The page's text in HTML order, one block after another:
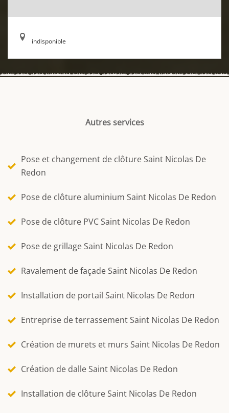
indisponible
Autres services
Pose et changement de clôture Saint Nicolas De
Redon
Pose de clôture aluminium Saint Nicolas De Redon
Pose de clôture PVC Saint Nicolas De Redon
Pose de grillage Saint Nicolas De Redon
Ravalement de façade Saint Nicolas De Redon
Installation de portail Saint Nicolas De Redon
Entreprise de terrassement Saint Nicolas De Redon
Création de murets et murs Saint Nicolas De Redon
Création de dalle Saint Nicolas De Redon
Installation de clôture Saint Nicolas De Redon